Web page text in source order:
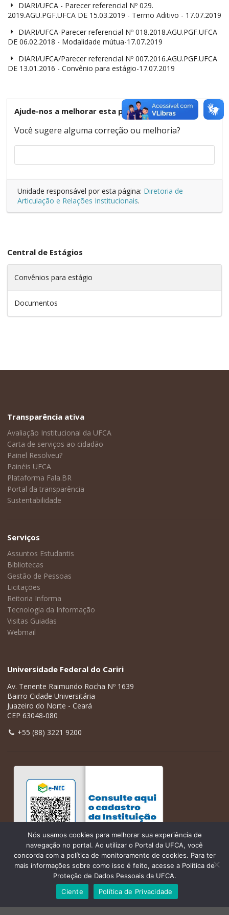
DIARI/UFCA - Parecer referencial Nº 029.
2019.AGU.PGF.UFCA DE 15.03.2019 - Termo Aditivo - 17.07.2019
DIARI/UFCA-Parecer referencial Nº 018.2018.AGU.PGF.UFCA
DE 06.02.2018 - Modalidade mútua-17.07.2019
DIARI/UFCA/Parecer referencial Nº 007.2016.AGU.PGF.UFCA
DE 13.01.2016 - Convênio para estágio-17.07.2019
Ajude-nos a melhorar esta página
Você sugere alguma correção ou melhoria?
Unidade responsável por esta página: Diretoria de
Articulação e Relações Institucionais.
Central de Estágios
Convênios para estágio
Documentos
Transparência ativa
Avaliação Institucional da UFCA
Carta de serviços ao cidadão
Painel Resolveu?
Painéis UFCA
Plataforma Fala.BR
Portal da transparência
Sustentabilidade
Serviços
Assuntos Estudantis
Bibliotecas
Gestão de Pessoas
Licitações
Reitoria Informa
Tecnologia da Informação
Visitas Guiadas
Webmail
Universidade Federal do Cariri
Av. Tenente Raimundo Rocha Nº 1639
Bairro Cidade Universitária
Juazeiro do Norte - Ceará
CEP 63048-080
+55 (88) 3221 9200
Nós usamos cookies para melhorar sua experiência de
navegação no portal. Ao utilizar o Portal da UFCA, você
concorda com a política de monitoramento de cookies. Para ter
mais informações sobre como isso é feito, acesse a Política de
Proteção de Dados Pessoais da UFCA.
Ciente
Política de Privacidade